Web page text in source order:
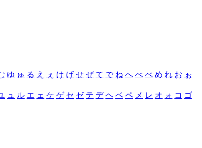
ゆ ゅ る え ぇ け げ せ ぜ て で ね へ べ ぺ め れ お ぉ
ュ ル エ ェ ケ ゲ セ ゼ テ デ ヘ ベ ペ メ レ オ ォ コ ゴ